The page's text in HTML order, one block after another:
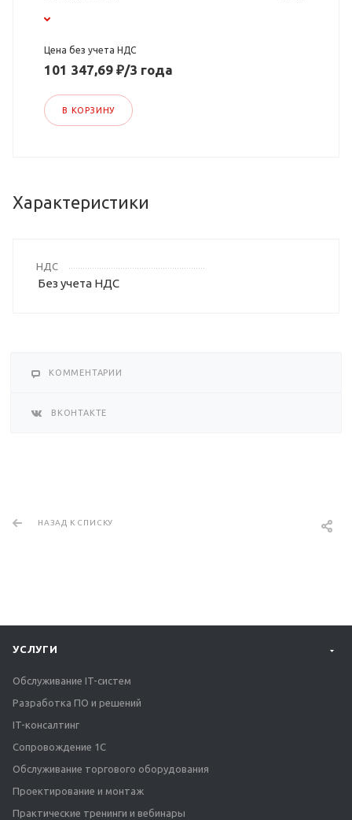
Цена без учета НДС
101 347,69 ₽/3 года
В КОРЗИНУ
Характеристики
НДС
Без учета НДС
КОММЕНТАРИИ
ВКОНТАКТЕ
НАЗАД К СПИСКУ
УСЛУГИ
Обслуживание IT-систем
Разработка ПО и решений
IT-консалтинг
Сопровождение 1С
Обслуживание торгового оборудования
Проектирование и монтаж
Практические тренинги и вебинары